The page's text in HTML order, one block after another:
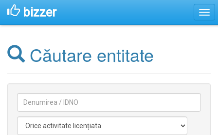
bizzer
Căutare entitate
licentiata